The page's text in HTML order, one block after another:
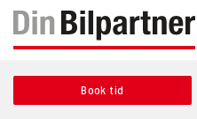
Fortsæt
indhold
Book tid